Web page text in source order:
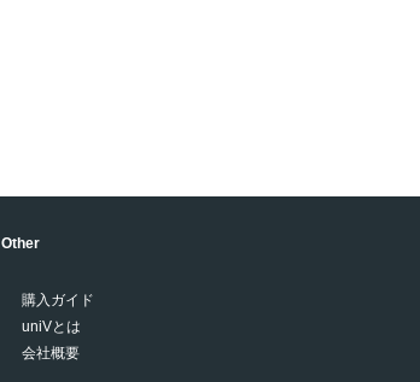
Other
購入ガイド
uniVとは
会社概要